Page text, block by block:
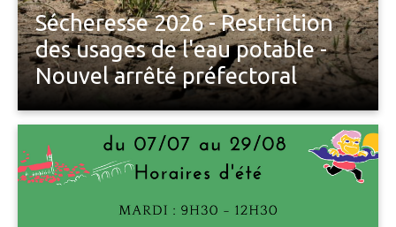
Sécheresse 2026 - Restriction
des usages de l'eau potable -
Nouvel arrêté préfectoral
La situation hydrologique sur le département
commence à se tendre, aussi bien pour les eaux
superficielles que pour les eaux souterraines. Aussi,
le préfet de Tarn-et-Garonne a pris un arrêté de